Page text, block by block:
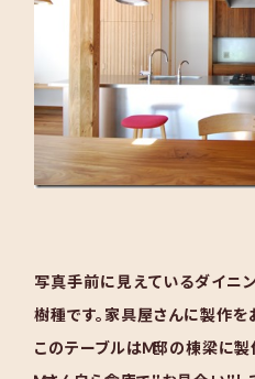
写真手前に見えているダイニ
樹種です。家具屋さんに製作を
このテーブルはＭ邸の棟梁に製